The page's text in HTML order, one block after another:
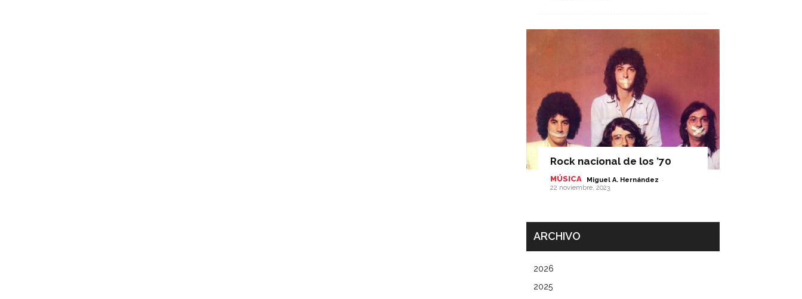
Rock nacional de los ’70
MÚSICA Miguel A. Hernández -
22 noviembre, 2023
ARCHIVO
2026
2025